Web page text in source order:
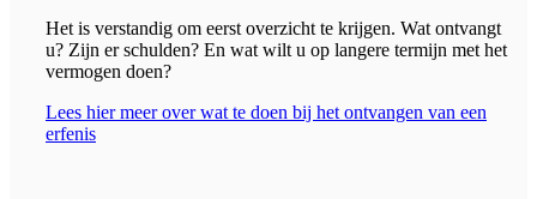
Het is verstandig om eerst overzicht te krijgen. Wat ontvangt
u? Zijn er schulden? En wat wilt u op langere termijn met het
vermogen doen?
Lees hier meer over wat te doen bij het ontvangen van een
erfenis